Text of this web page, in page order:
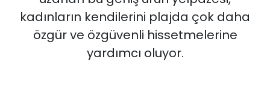
kadınların kendilerini plajda çok daha
özgür ve özgüvenli hissetmelerine
yardımcı oluyor.